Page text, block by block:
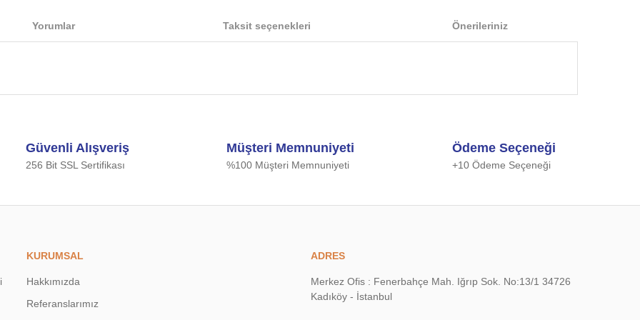
Yorumlar Taksit seçenekleri Önerileriniz
konularda yetersiz gördüğünüz noktaları öneri formunu kullanarak tarafımıza iletebilirsiniz.
Güvenli Alışveriş
256 Bit SSL Sertifikası
Müşteri Memnuniyeti
%100 Müşteri Memnuniyeti
Ödeme Seçeneği
+10 Ödeme Seçeneği
KURUMSAL
Hakkımızda
Referanslarımız
ADRES
Merkez Ofis : Fenerbahçe Mah. Iğrıp Sok. No:13/1 34726
Kadıköy - İstanbul